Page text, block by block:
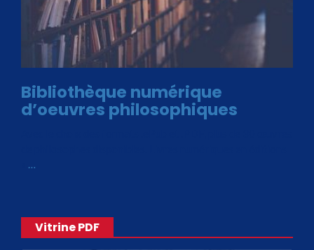
Bibliothèque numérique
d’oeuvres philosophiques
…
Vitrine PDF